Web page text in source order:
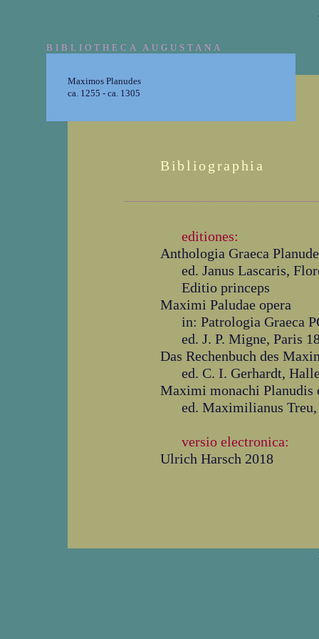
BIBLIOTHECA AUGUSTANA
Maximos Planudes
ca. 1255 - ca. 1305
Bibliographia
editiones:
Anthologia Graeca
ed. Janus Lascaris,
Editio princeps
Maximi Paludae opera
in: Patrologia Graeca
ed. J. P. Migne, Paris
Das Rechenbuch des
ed. C. I. Gerhardt,
Maximi monachi Planudis
ed. Maximilianus
versio electronica:
Ulrich Harsch 2018